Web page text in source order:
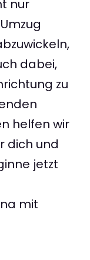
nur
dabei,
zu
helfen wir
dich und
jetzt
mit